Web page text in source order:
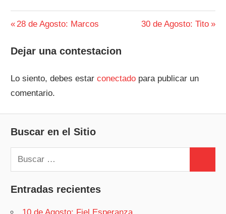
Navegación
de
Entrada
28 de Agosto: Marcos
Siguiente
30 de Agosto: Tito
Dejar una contestacion
Lo siento, debes estarconectado para publicar un
comentario.
Buscar en el Sitio
Buscar:
Entradas recientes